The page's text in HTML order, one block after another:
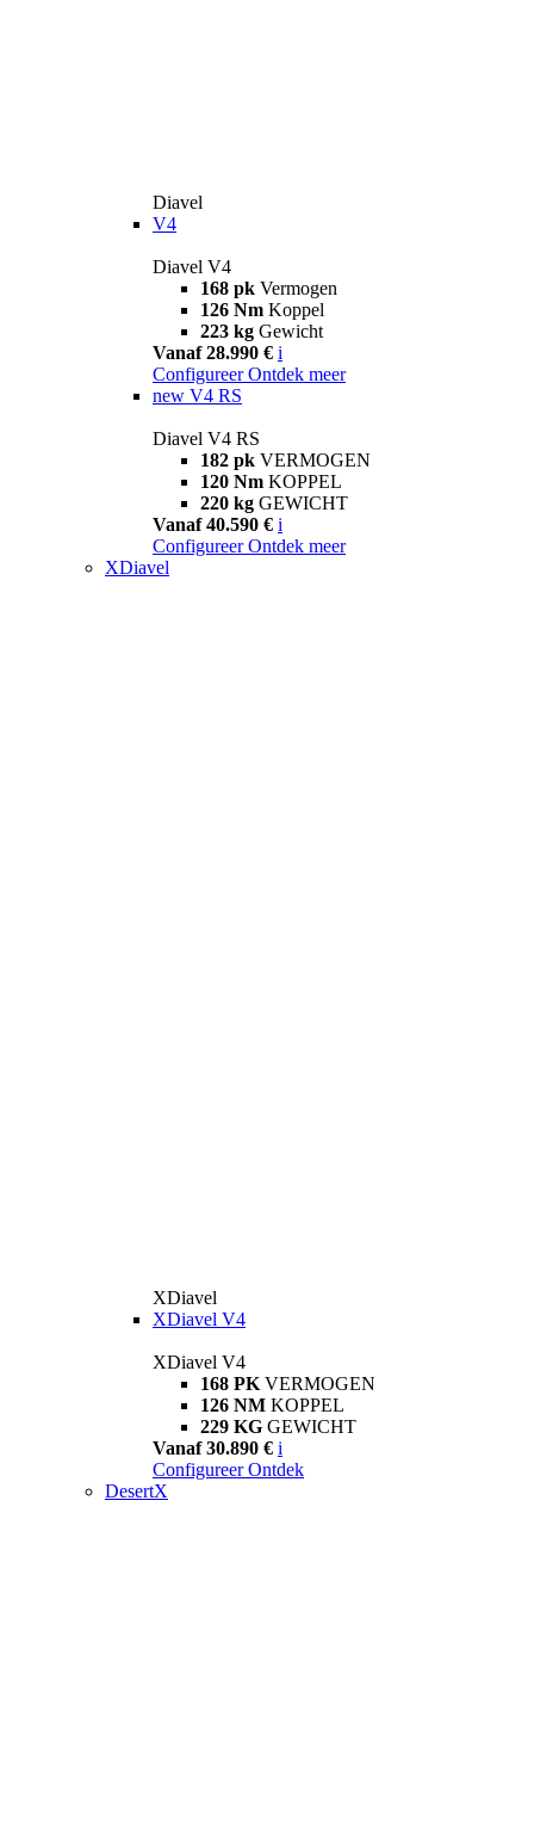
Diavel
V4
Diavel V4
168 pk Vermogen
126 Nm Koppel
223 kg Gewicht
Vanaf 28.990 € i
Configureer Ontdek meer
new V4 RS
Diavel V4 RS
182 pk VERMOGEN
120 Nm KOPPEL
220 kg GEWICHT
Vanaf 40.590 € i
Configureer Ontdek meer
XDiavel
XDiavel
XDiavel V4
XDiavel V4
168 PK VERMOGEN
126 NM KOPPEL
229 KG GEWICHT
Vanaf 30.890 € i
Configureer Ontdek
DesertX